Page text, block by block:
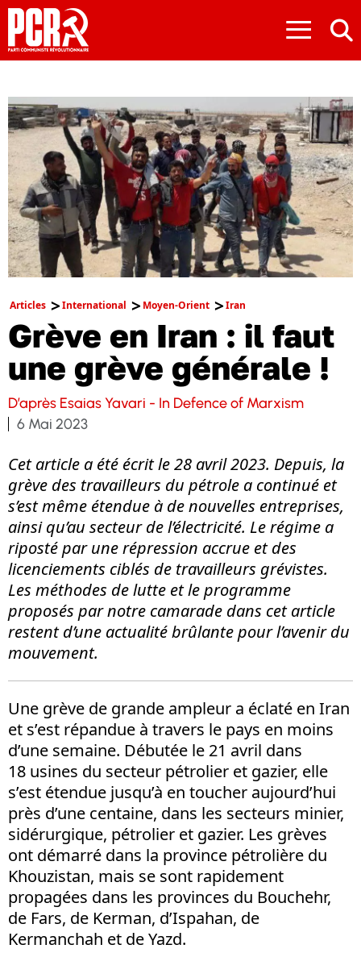
≡
Articles International Moyen-Orient Iran
Grève en Iran : il faut
une grève générale !
D’après Esaias Yavari - In Defence of Marxism
6 Mai 2023
Cet article a été écrit le 28 avril 2023. Depuis, la
grève des travailleurs du pétrole a continué et
s’est même étendue à de nouvelles entreprises,
ainsi qu’au secteur de l’électricité. Le régime a
riposté par une répression accrue et des
licenciements ciblés de travailleurs grévistes.
Les méthodes de lutte et le programme
proposés par notre camarade dans cet article
restent d’une actualité brûlante pour l’avenir du
mouvement.
Une grève de grande ampleur a éclaté en Iran
et s’est répandue à travers le pays en moins
d’une semaine. Débutée le 21 avril dans
18 usines du secteur pétrolier et gazier, elle
s’est étendue jusqu’à en toucher aujourd’hui
près d’une centaine, dans les secteurs minier,
sidérurgique, pétrolier et gazier. Les grèves
ont démarré dans la province pétrolière du
Khouzistan, mais se sont rapidement
propagées dans les provinces du Bouchehr,
de Fars, de Kerman, d’Ispahan, de
Kermanchah et de Yazd.